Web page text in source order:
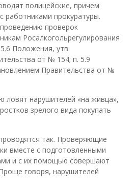
полицейские, причем
работниками прокуратуры.
проверок
Рос­ал­ко­голь­ре­гу­ли­ро­ва­ния
Положения, утв.
от № 154; п. 5.9
Правительства от №
ловят нарушителей «на живца»,
зрелого вида покупать
так. Проверяющие
вместе с подготовленными
и с их помощью совершают
говоря, нарушителей